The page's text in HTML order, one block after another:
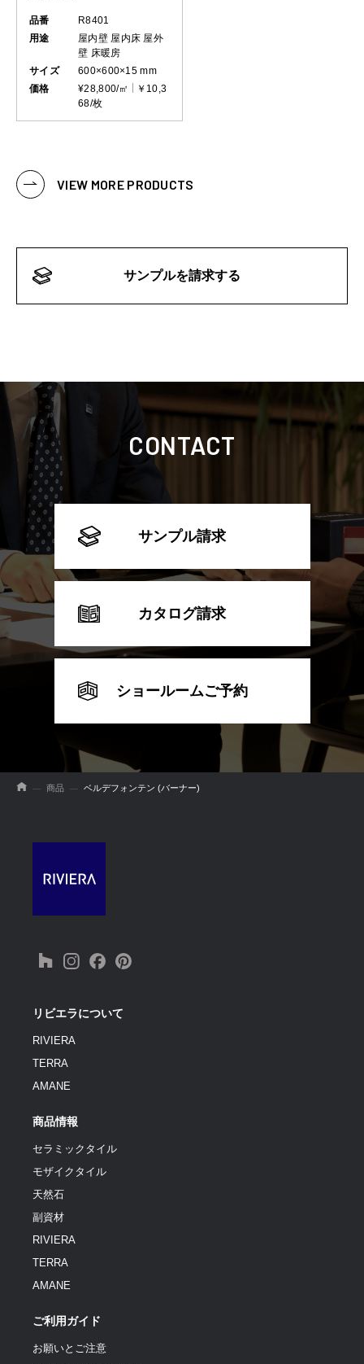
品番
R8401
用途
屋内壁 屋内床 屋外
壁 床暖房
サイズ
600×600×15 mm
価格
¥28,800/㎡
￥10,3
68/枚
VIEW MORE PRODUCTS
サンプルを請求する
CONTACT
サンプル請求
カタログ請求
ショールームご予約
商品 ベルデフォンテン (バーナー)
リビエラについて
RIVIERA
TERRA
AMANE
商品情報
セラミックタイル
モザイクタイル
天然石
副資材
RIVIERA
TERRA
AMANE
ご利用ガイド
お願いとご注意